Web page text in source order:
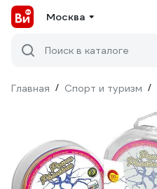
Москва
Поиск в каталоге
Главная / Спорт и туризм /